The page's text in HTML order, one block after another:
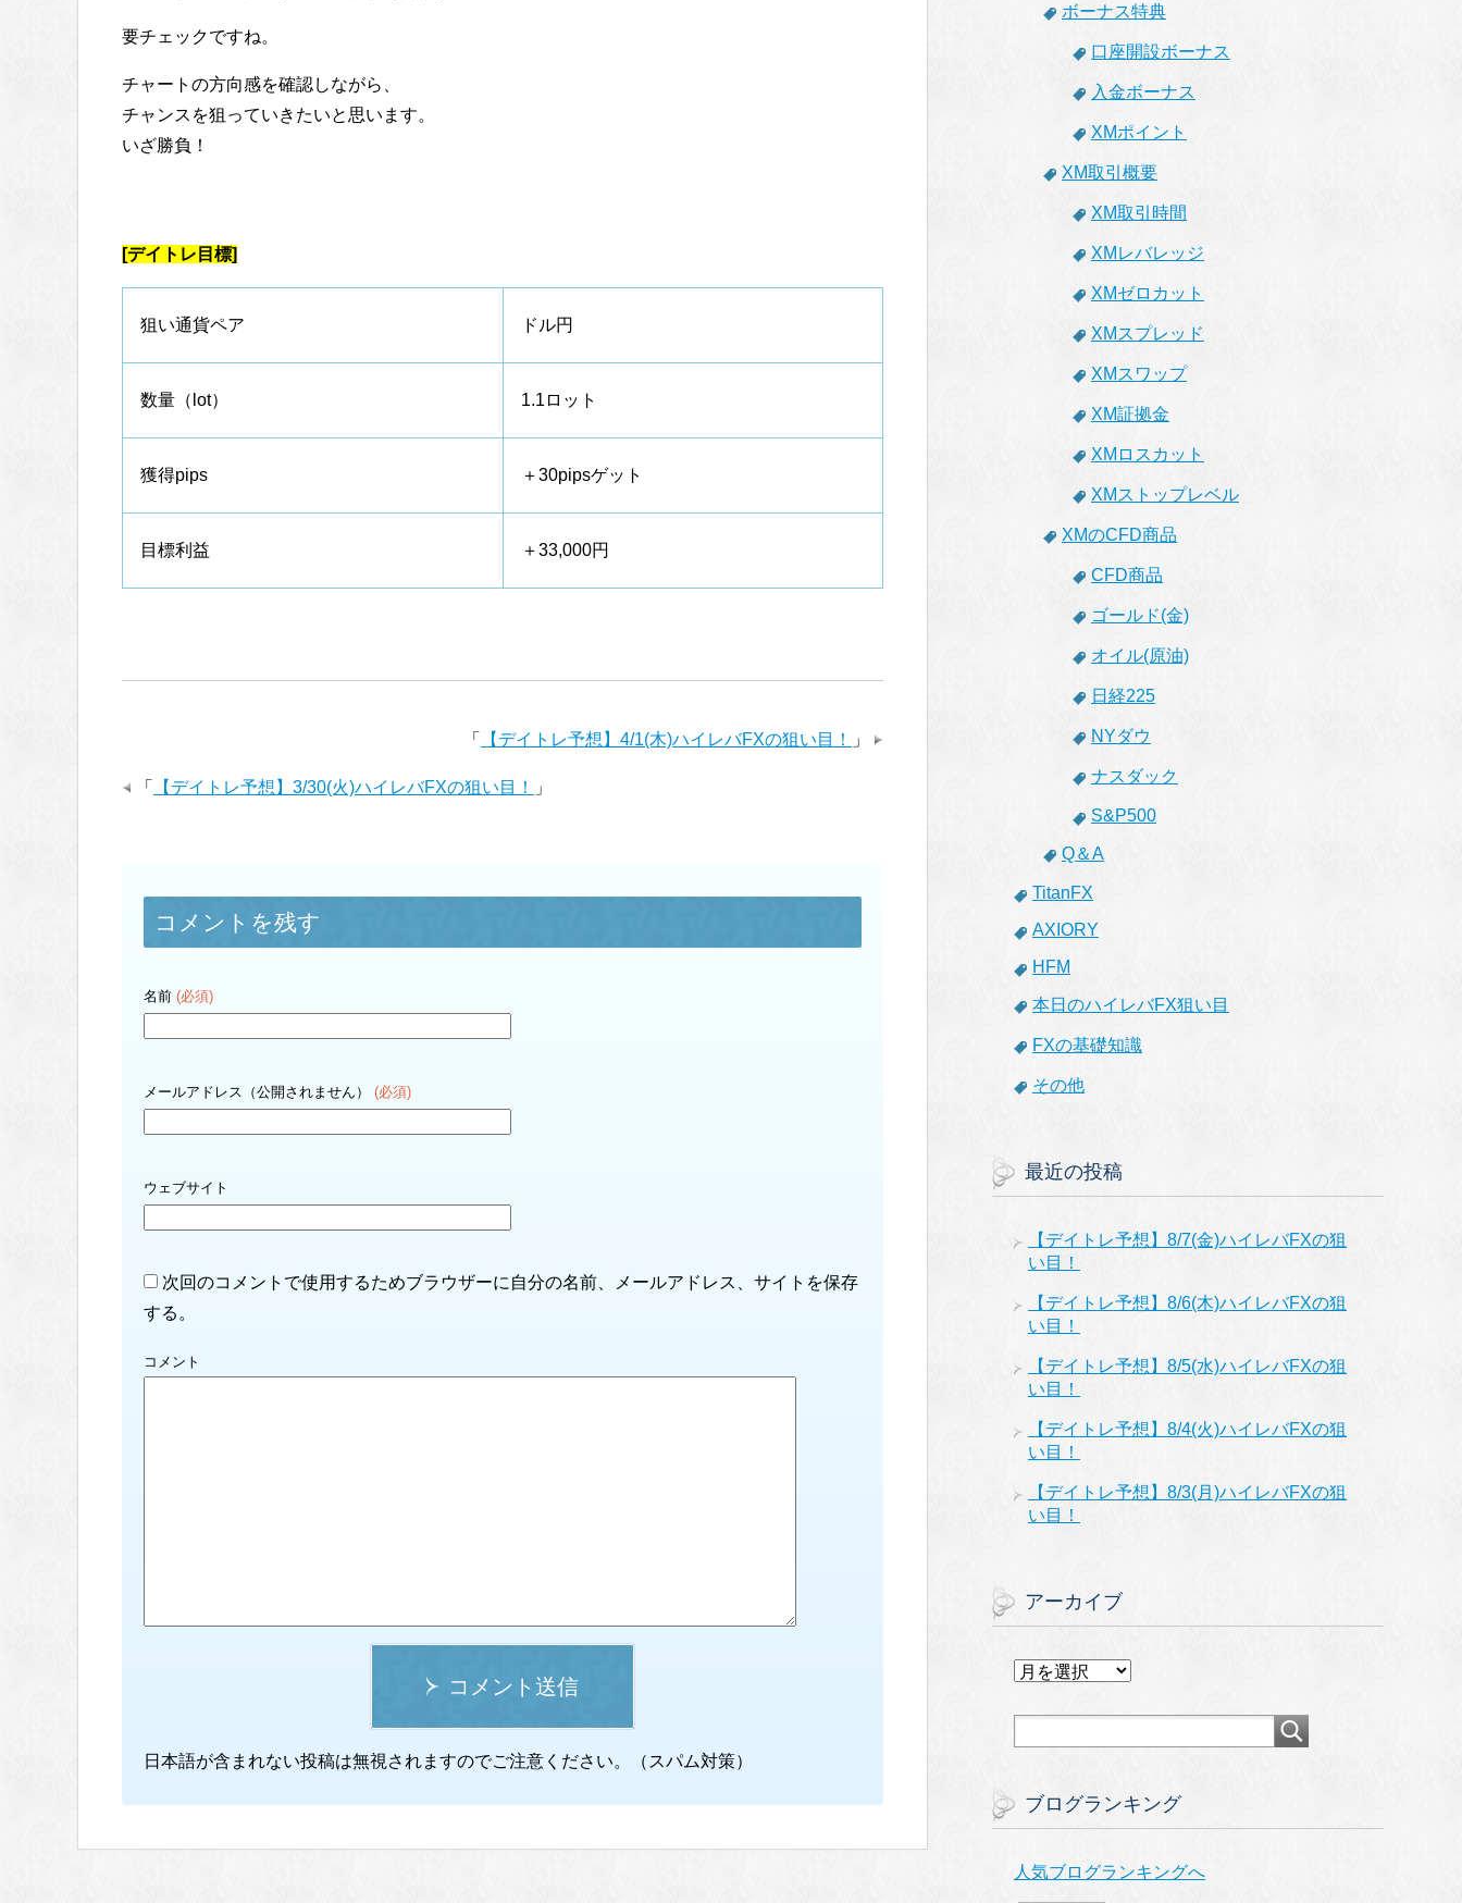
要チェックですね。
チャートの方向感を確認しながら、
チャンスを狙っていきたいと思います。
いざ勝負！
[デイトレ目標]
狙い通貨ペア ドル円
数量（lot） 1.1ロット
獲得pips ＋30pipsゲット
目標利益 ＋33,000円
「 【デイトレ予想】4/1(木)ハイレバFXの狙い目！ 」
「 【デイトレ予想】3/30(火)ハイレバFXの狙い目！ 」
コメントを残す
名前 (必須)
メールアドレス（公開されません） (必須)
ウェブサイト
次回のコメントで使用するためブラウザーに自分の名前、メールアドレス、サイトを保存
する。
コメント
コメント送信
日本語が含まれない投稿は無視されますのでご注意ください。（スパム対策）
ボーナス特典
口座開設ボーナス
入金ボーナス
XMポイント
XM取引概要
XM取引時間
XMレバレッジ
XMゼロカット
XMスプレッド
XMスワップ
XM証拠金
XMロスカット
XMストップレベル
XMのCFD商品
CFD商品
ゴールド(金)
オイル(原油)
日経225
NYダウ
ナスダック
S&P500
Q＆A
TitanFX
AXIORY
HFM
本日のハイレバFX狙い目
FXの基礎知識
その他
最近の投稿
【デイトレ予想】8/7(金)ハイレバFXの狙
い目！
【デイトレ予想】8/6(木)ハイレバFXの狙
い目！
【デイトレ予想】8/5(水)ハイレバFXの狙
い目！
【デイトレ予想】8/4(火)ハイレバFXの狙
い目！
【デイトレ予想】8/3(月)ハイレバFXの狙
い目！
アーカイブ
ア
カ
ブログランキング
人気ブログランキングへ